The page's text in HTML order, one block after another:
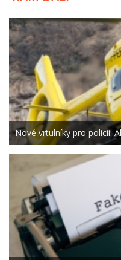
Nové vrtulníky pro policii: